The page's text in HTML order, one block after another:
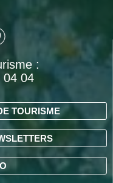
:
04 04
TOURISME